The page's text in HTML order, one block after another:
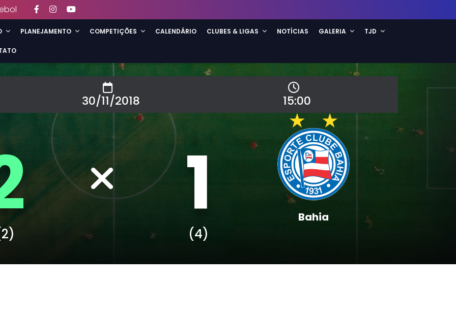
PLANEJAMENTO COMPETIÇÕES CALENDÁRIO CLUBES & LIGAS NOTÍCIAS GALERIA TJD
30/11/2018 15:00
1
(4)
Bahia